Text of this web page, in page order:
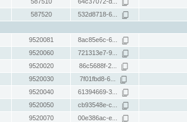
587520 532d8718-6...
9520081 8ac85e6c-6...
9520060 721313e7-9...
9520020 86c5688f-2...
9520030 7f01fbd8-6...
9520040 61394669-3...
9520050 cb93548e-c...
9520070 00e386ac-e...